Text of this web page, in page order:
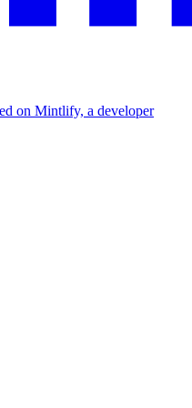
on Mintlify, a developer